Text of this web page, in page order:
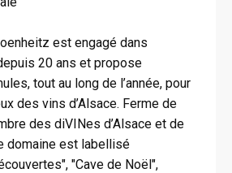
est engagé dans
20 ans et propose
tout au long de l’année, pour
des vins d’Alsace. Ferme de
des diVINes d’Alsace et de
domaine est labellisé
"Cave de Noël",